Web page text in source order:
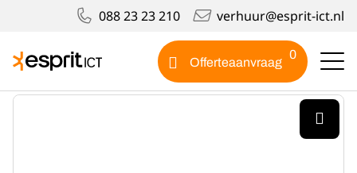
088 23 23 210 verhuur@esprit-ict.nl
Offerteaanvraag
0
Producten
Nimble Storage CS1000H